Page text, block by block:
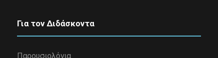
Για τον Διδάσκοντα
Παρουσιολόγια